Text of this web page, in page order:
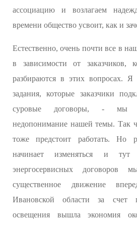
ассоциацию и возлагаем
времени общество усвоит, как и
Естественно, очень почти все в
в зависимости от заказчиков,
разбираются в этих вопросах. Я
задания, которые заказчики
суровые договоры, - мы
недопонимание нашей темы. Так
тоже предстоит работать. Но
начинает изменяться и
энергосервисных договоров
существенное движение
Ивановской области за счет
освещения вышла экономия